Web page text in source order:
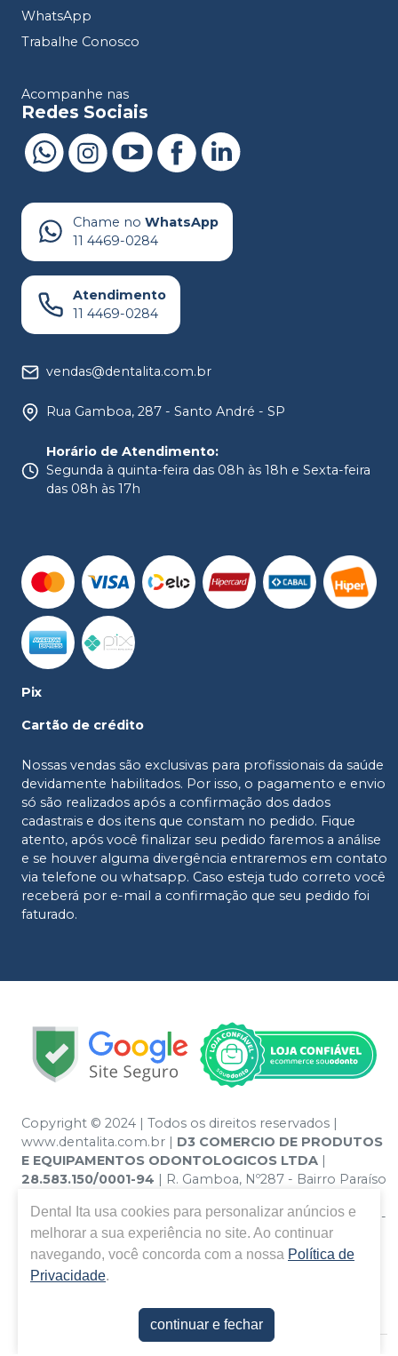
WhatsApp
Trabalhe Conosco
Acompanhe nas
Redes Sociais
Chame no WhatsApp
11 4469-0284
Atendimento
11 4469-0284
vendas@dentalita.com.br
Rua Gamboa, 287 - Santo André - SP
Horário de Atendimento:
Segunda à quinta-feira das 08h às 18h e Sexta-feira
das 08h às 17h
Pix
Cartão de crédito
Nossas vendas são exclusivas para profissionais da saúde
devidamente habilitados. Por isso, o pagamento e envio
só são realizados após a confirmação dos dados
cadastrais e dos itens que constam no pedido. Fique
atento, após você finalizar seu pedido faremos a análise
e se houver alguma divergência entraremos em contato
via telefone ou whatsapp. Caso esteja tudo correto você
receberá por e-mail a confirmação que seu pedido foi
faturado.
Copyright © 2024 | Todos os direitos reservados |
www.dentalita.com.br | D3 COMERCIO DE PRODUTOS
E EQUIPAMENTOS ODONTOLOGICOS LTDA |
28.583.150/0001-94 | R. Gamboa, Nº287 - Bairro Paraíso
Privacidade e Segurança - Fotos meramente ilustrativas -
Os preços e condições da loja virtual estão sujeitos a
alterações. Em caso de divergência de preços no site, o
valor válido é o do Carrinho de Compra. Não vendemos
atender compras de grandes volumes pelo site.
Dental Ita usa cookies para personalizar anúncios e
melhorar a sua experiência no site. Ao continuar
navegando, você concorda com a nossa Política de
Privacidade.
continuar e fechar